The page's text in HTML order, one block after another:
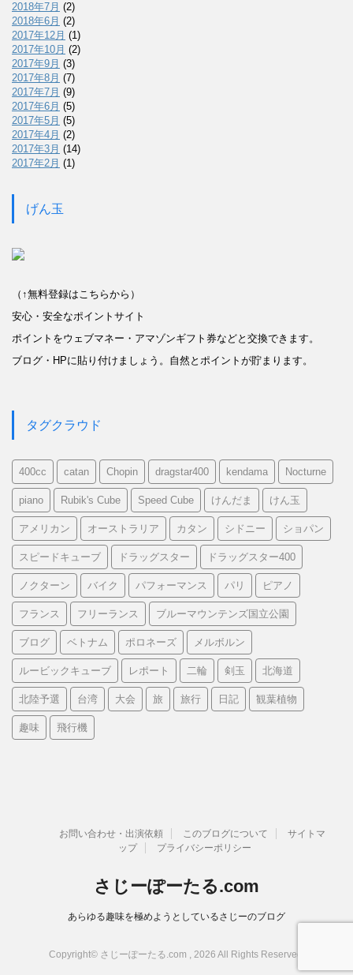
2018年7月 (2)
2018年6月 (2)
2017年12月 (1)
2017年10月 (2)
2017年9月 (3)
2017年8月 (7)
2017年7月 (9)
2017年6月 (5)
2017年5月 (5)
2017年4月 (2)
2017年3月 (14)
2017年2月 (1)
げん玉
（↑無料登録はこちらから）
安心・安全なポイントサイト
ポイントをウェブマネー・アマゾンギフト券などと交換できます。
ブログ・HPに貼り付けましょう。自然とポイントが貯まります。
タグクラウド
400cc catan Chopin dragstar400 kendama Nocturne
piano Rubik's Cube Speed Cube けんだま けん玉
アメリカン オーストラリア カタン シドニー ショパン
スピードキューブ ドラッグスター ドラッグスター400
ノクターン バイク パフォーマンス パリ ピアノ
フランス フリーランス ブルーマウンテンズ国立公園
ブログ ベトナム ポロネーズ メルボルン
ルービックキューブ レポート 二輪 剣玉 北海道
北陸予選 台湾 大会 旅 旅行 日記 観葉植物
趣味 飛行機
お問い合わせ・出演依頼 このブログについて
サイトマ
ップ
プライバシーポリシー
さじーぽーたる.com
あらゆる趣味を極めようとしているさじーのブログ
Copyright© さじーぽーたる.com , 2026 All Rights Reserved.